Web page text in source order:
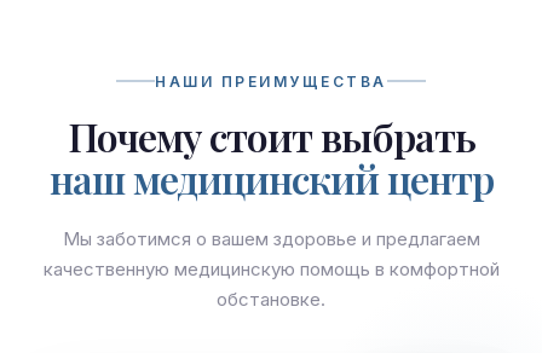
НАШИ ПРЕИМУЩЕСТВА
Почему стоит выбрать
наш медицинский центр
Мы заботимся о вашем здоровье и предлагаем
качественную медицинскую помощь в комфортной
обстановке.